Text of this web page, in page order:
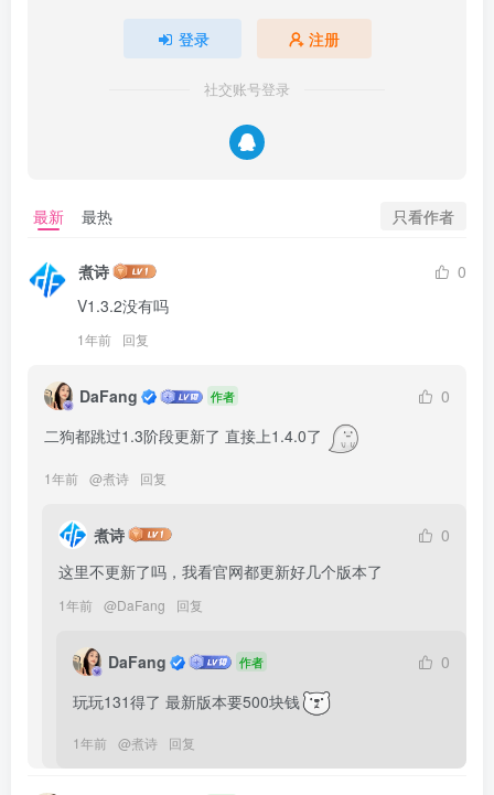
登录 注册
社交账号登录
最新 最热 只看作者
煮诗
0
V1.3.2没有吗
1年前 回复
DaFang 作者
0
二狗都跳过1.3阶段更新了 直接上1.4.0了
1年前 @煮诗 回复
煮诗
0
这里不更新了吗，我看官网都更新好几个版本了
1年前 @DaFang 回复
DaFang 作者
0
玩玩131得了 最新版本要500块钱
1年前 @煮诗 回复